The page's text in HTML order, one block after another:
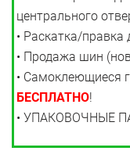
центрального
• Раскатка/правка
• Продажа шин
• Самоклеющиеся
БЕСПЛАТНО!
• УПАКОВОЧНЫЕ